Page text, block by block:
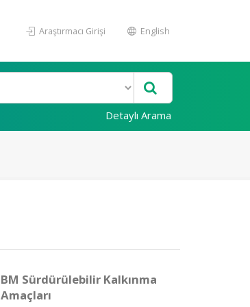
Araştırmacı Girişi English
Detaylı Arama
BM Sürdürülebilir Kalkınma
Amaçları